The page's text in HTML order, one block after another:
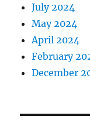
July 2024
May 2024
April 2024
February
December